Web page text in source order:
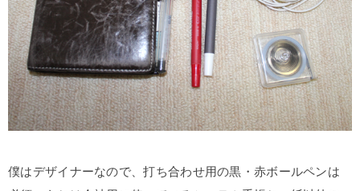
僕はデザイナーなので、打ち合わせ用の黒・赤ボールペンは